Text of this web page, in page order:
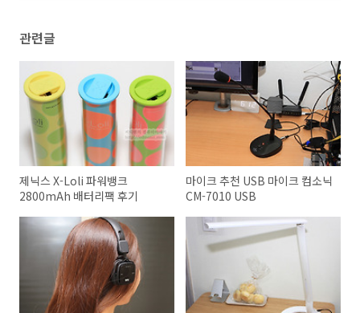
관련글
제닉스 X-Loli 파워뱅크
2800mAh 배터리팩 후기
마이크 추천 USB 마이크 컴소닉
CM-7010 USB